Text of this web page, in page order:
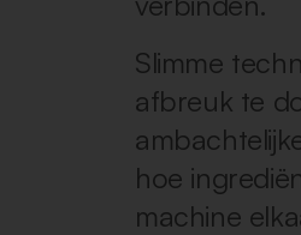
Slimme
afbreuk te
hoe
machine